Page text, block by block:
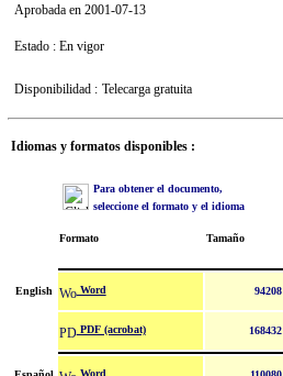
Aprobada en 2001-07-13
Estado : En vigor
Disponibilidad : Telecarga gratuita
Idiomas y formatos disponibles :
Para obtener el documento,
seleccione el formato y el idioma
Formato Tamaño
English Word
PDF (acrobat)
Word